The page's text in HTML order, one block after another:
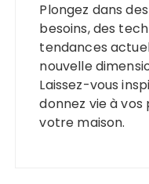
Plongez dans
besoins, des
tendances
nouvelle
Laissez-vous
donnez vie à
votre maison.